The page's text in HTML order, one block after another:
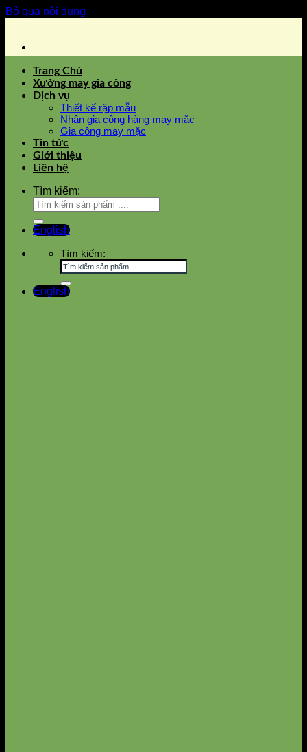
Bỏ qua nội dung
Trang Chủ
Xưởng may gia công
Dịch vụ
Thiết kế rập mẫu
Nhận gia công hàng may mặc
Gia công may mặc
Tin tức
Giới thiệu
Liên hệ
Tìm kiếm:
English
Tìm kiếm:
English